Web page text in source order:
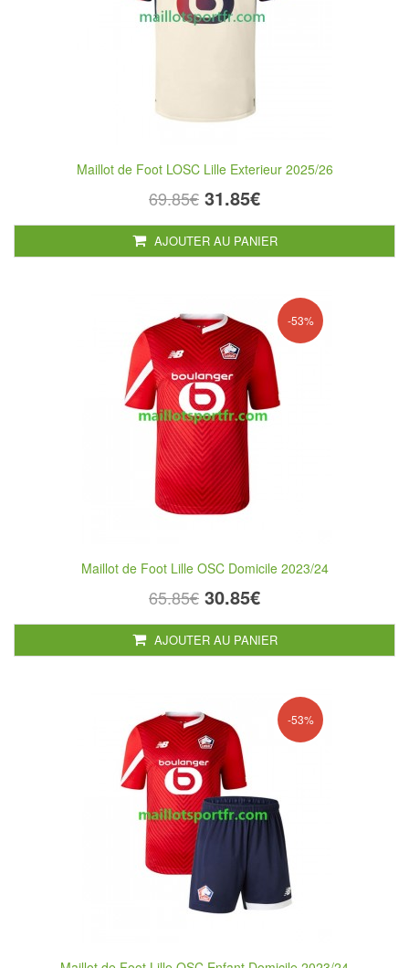
Maillot de Foot LOSC Lille Exterieur 2025/26
69.85€ 31.85€
AJOUTER AU PANIER
-53%
Maillot de Foot Lille OSC Domicile 2023/24
65.85€ 30.85€
AJOUTER AU PANIER
-53%